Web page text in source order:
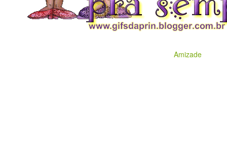
Amizade